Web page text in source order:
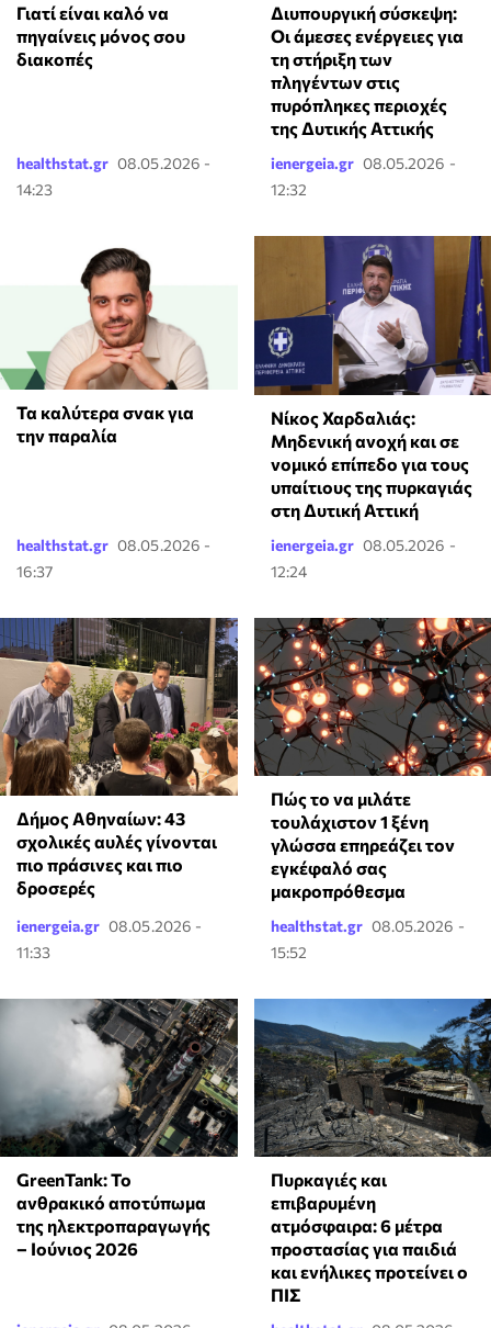
Γιατί είναι καλό να
πηγαίνεις μόνος σου
διακοπές
healthstat.gr 08.05.2026 -
14:23
Διυπουργική σύσκεψη:
Οι άμεσες ενέργειες για
τη στήριξη των
πληγέντων στις
πυρόπληκες περιοχές
της Δυτικής Αττικής
ienergeia.gr 08.05.2026 -
12:32
Τα καλύτερα σνακ για
την παραλία
healthstat.gr 08.05.2026 -
16:37
Νίκος Χαρδαλιάς:
Μηδενική ανοχή και σε
νομικό επίπεδο για τους
υπαίτιους της πυρκαγιάς
στη Δυτική Αττική
ienergeia.gr 08.05.2026 -
12:24
Δήμος Αθηναίων: 43
σχολικές αυλές γίνονται
πιο πράσινες και πιο
δροσερές
ienergeia.gr 08.05.2026 -
11:33
⁠Πώς το να μιλάτε
τουλάχιστον 1 ξένη
γλώσσα επηρεάζει τον
εγκέφαλό σας
μακροπρόθεσμα
healthstat.gr 08.05.2026 -
15:52
GreenTank: Το
ανθρακικό αποτύπωμα
της ηλεκτροπαραγωγής
– Ιούνιος 2026
Πυρκαγιές και
επιβαρυμένη
ατμόσφαιρα: 6 μέτρα
προστασίας για παιδιά
και ενήλικες προτείνει ο
ΠΙΣ